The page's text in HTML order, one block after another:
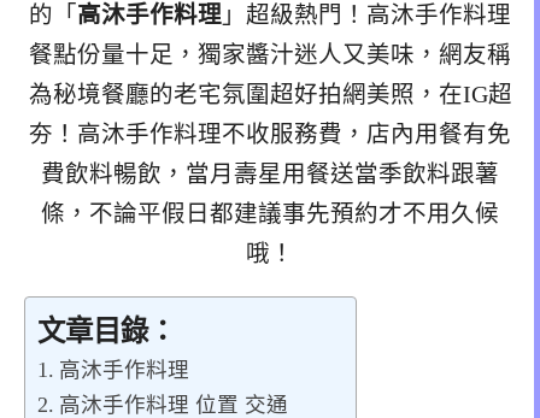
的「 高沐手作料理 」超級熱門！高沐手作料理
餐點份量十足，獨家醬汁迷人又美味，網友稱
為秘境餐廳的老宅氛圍超好拍網美照，在IG超
夯！高沐手作料理不收服務費，店內用餐有免
費飲料暢飲，當月壽星用餐送當季飲料跟薯
條，不論平假日都建議事先預約才不用久候
哦！
文章目錄：
高沐手作料理
高沐手作料理 位置 交通